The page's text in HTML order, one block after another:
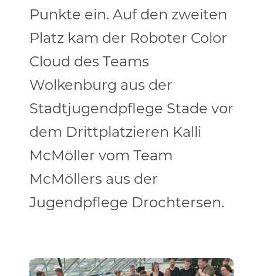
Punkte ein. Auf den zweiten
Platz kam der Roboter Color
Cloud des Teams
Wolkenburg aus der
Stadtjugendpflege Stade vor
dem Drittplatzieren Kalli
McMöller vom Team
McMöllers aus der
Jugendpflege Drochtersen.